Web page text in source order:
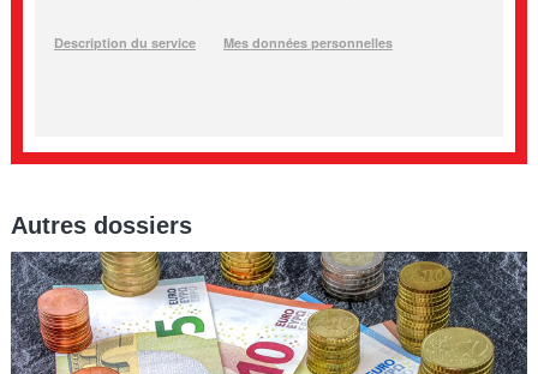
Autres dossiers